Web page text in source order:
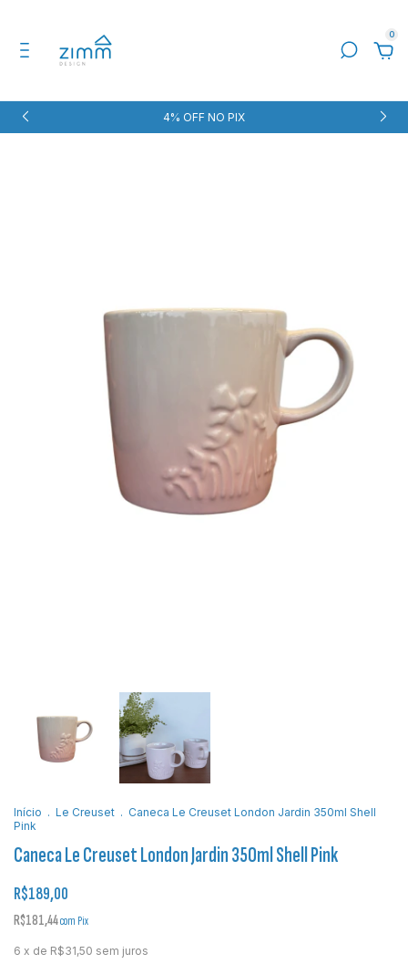
0
4% OFF NO PIX
Início . Le Creuset . Caneca Le Creuset London Jardin 350ml Shell
Pink
Caneca Le Creuset London Jardin 350ml Shell Pink
R$189,00
R$181,44com Pix
6 x de R$31,50 sem juros